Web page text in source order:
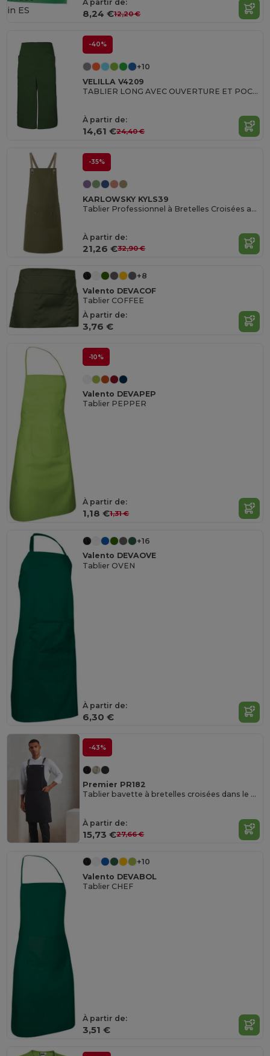
À partir de:
8,24 €12,20 €
in ES
-40%
+10
VELILLA V4209
TABLIER LONG AVEC OUVERTURE ET POCHES
À partir de:
14,61 €24,40 €
-35%
KARLOWSKY KYLS39
Tablier Professionnel à Bretelles Croisées avec Poches
À partir de:
21,26 €32,90 €
+8
Valento DEVACOF
Tablier COFFEE
À partir de:
3,76 €
-10%
Valento DEVAPEP
Tablier PEPPER
À partir de:
1,18 €1,31 €
+16
Valento DEVAOVE
Tablier OVEN
À partir de:
6,30 €
-43%
Premier PR182
Tablier bavette à bretelles croisées dans le dos CLIP 'N' CLASP
À partir de:
15,73 €27,66 €
+10
Valento DEVABOL
Tablier CHEF
À partir de:
3,51 €